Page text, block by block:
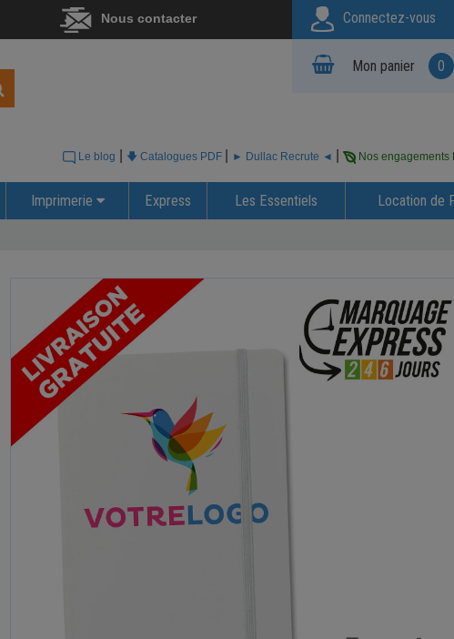
Nous contacter Connectez-vous
Mon panier 0
Le blog 🡇 Catalogues PDF ► Dullac Recrute ◄ Nos engagements
Imprimerie Express Les Essentiels Location de